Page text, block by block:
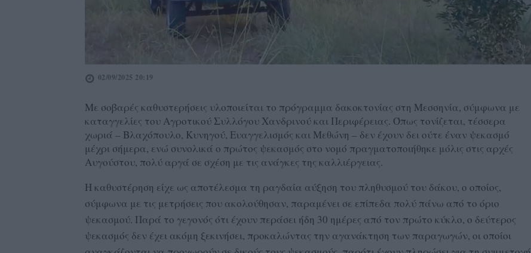
02/09/2025 20:19
Με σοβαρές καθυστερήσεις υλοποιείται το πρόγραμμα δακοκτονίας στη Μεσσηνία, σύμφωνα με
καταγγελίες του Αγροτικού Συλλόγου Χανδρινού και Περιφέρειας. Όπως τονίζεται, τέσσερα
χωριά – Βλαχόπουλο, Κυνηγού, Ευαγγελισμός και Μεθώνη – δεν έχουν δει ούτε έναν ψεκασμό
μέχρι σήμερα, ενώ συνολικά ο πρώτος ψεκασμός στο νομό πραγματοποιήθηκε μόλις στις αρχές
Αυγούστου, πολύ αργά σε σχέση με τις ανάγκες της καλλιέργειας.
Η καθυστέρηση είχε ως αποτέλεσμα τη ραγδαία αύξηση του πληθυσμού του δάκου, ο οποίος,
σύμφωνα με τις μετρήσεις που ακολούθησαν, παραμένει σε επίπεδα πολύ πάνω από το όριο
ψεκασμού. Παρά το γεγονός ότι έχουν περάσει ήδη 30 ημέρες από τον πρώτο κύκλο, ο δεύτερος
ψεκασμός δεν έχει ακόμη ξεκινήσει, προκαλώντας την αγανάκτηση των παραγωγών, οι οποίοι